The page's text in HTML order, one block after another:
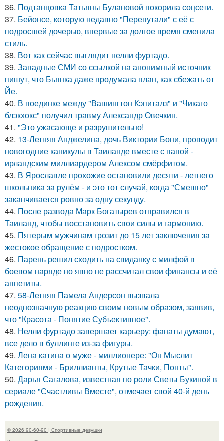
36. Подтанцовка Татьяны Булановой покорила соцсети.
37. Бейонсе, которую недавно "Перепутали" с её с
подросшей дочерью, впервые за долгое время сменила
стиль.
38. Вот как сейчас выглядит нелли фуртадо.
39. Западные СМИ со ссылкой на анонимный источник
пишут, что Бьянка даже продумала план, как сбежать от
Йе.
40. В поединке между "Вашингтон Кэпиталз" и "Чикаго
блэкхокс" получил травму Александр Овечкин.
41. "Это ужасающе и разрушительно!
42. 13-Летняя Анджелина, дочь Виктории Бони, проводит
новогодние каникулы в Таиланде вместе с папой -
ирландским миллиардером Алексом смёрфитом.
43. В Ярославле прохожие остановили десяти - летнего
школьника за рулём - и это тот случай, когда "Смешно"
заканчивается ровно за одну секунду.
44. После развода Марк Богатырев отправился в
Таиланд, чтобы восстановить свои силы и гармонию.
45. Пятерым мужчинам грозит до 15 лет заключения за
жестокое обращение с подростком.
46. Парень решил сходить на свиданку с милфой в
боевом наряде но явно не рассчитал свои финансы и её
аппетиты.
47. 58-Летняя Памела Андерсон вызвала
неоднозначную реакцию своим новым образом, заявив,
что "Красота - Понятие Субъективное".
48. Нелли фуртадо завершает карьеру: фанаты думают,
все дело в буллинге из-за фигуры.
49. Лена катина о муже - миллионере: "Он Мыслит
Категориями - Бриллианты, Крутые Тачки, Понты".
50. Дарья Сагалова, известная по роли Светы Букиной в
сериале "Счастливы Вместе", отмечает свой 40-й день
рождения.
© 2026 90-60-90 | Спортивные девушки